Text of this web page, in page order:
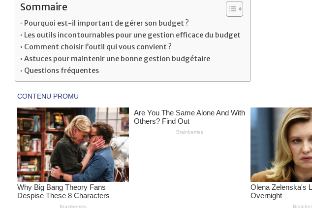
Sommaire
Pourquoi est-il important de gérer son budget ?
Les outils incontournables pour une gestion efficace du budget
Comment choisir l’outil qui vous convient ?
Astuces pour maintenir une bonne gestion budgétaire
Questions fréquentes